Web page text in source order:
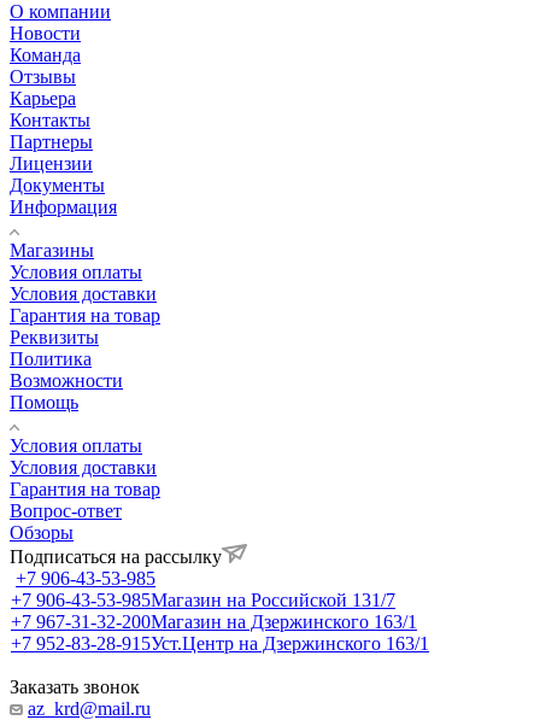
О компании
Новости
Команда
Отзывы
Карьера
Контакты
Партнеры
Лицензии
Документы
Информация
Магазины
Условия оплаты
Условия доставки
Гарантия на товар
Реквизиты
Политика
Возможности
Помощь
Условия оплаты
Условия доставки
Гарантия на товар
Вопрос-ответ
Обзоры
Подписаться на рассылку
+7 906-43-53-985
+7 906-43-53-985Магазин на Российской 131/7
+7 967-31-32-200Магазин на Дзержинского 163/1
+7 952-83-28-915Уст.Центр на Дзержинского 163/1
Заказать звонок
az_krd@mail.ru